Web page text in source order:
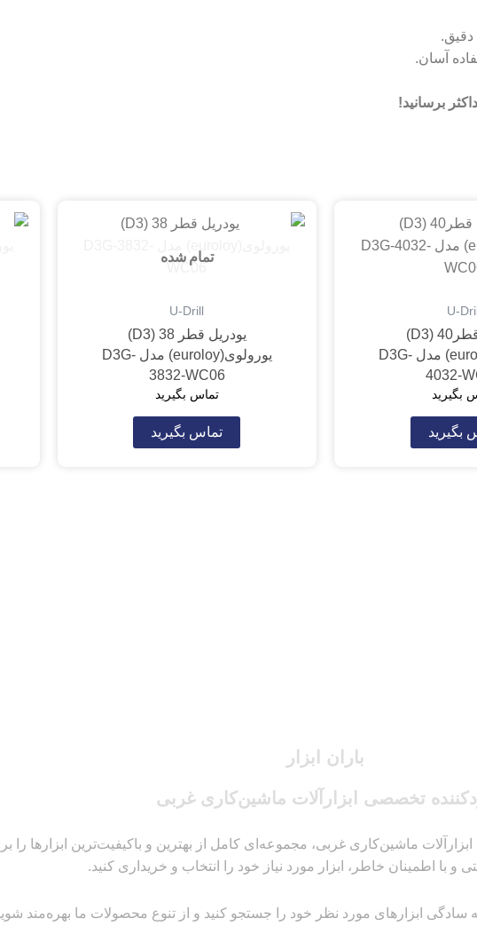
آسان.
U-
یودریل قطر40 (D3)
یورولوی(euroloy) مدل D3G-
4032-
بگیرید
بگیرید
تمام شده
U-Drill
یودریل قطر 38 (D3)
یورولوی(euroloy) مدل D3G-
3832-WC06
تماس بگیرید
تماس بگیرید
باران ابزار
تخصصی ابزارآلات ماشین‌کاری غربی
ماشین‌کاری غربی، مجموعه‌ای کامل از بهترین و باکیفیت‌ترین ابزارها را
و با اطمینان خاطر، ابزار مورد نیاز خود را انتخاب و خریداری کنید.
ابزارهای مورد نظر خود را جستجو کنید و از تنوع محصولات ما بهره‌مند شوید.